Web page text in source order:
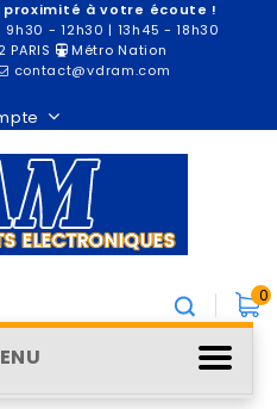
proximité à votre écoute !
- 12h30 | 13h45 - 18h30
PARIS
Métro Nation
contact@vdram.com
0